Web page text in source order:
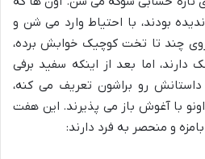
بودند، با احتیاط وارد می شن و
چند تا تخت کوچیک خوابش برده،
اما بعد از اینکه سفید برفی
رو براشون تعریف می کنه،
با آغوش باز می پذیرند. این هفت
و منحصر به فرد دارند: